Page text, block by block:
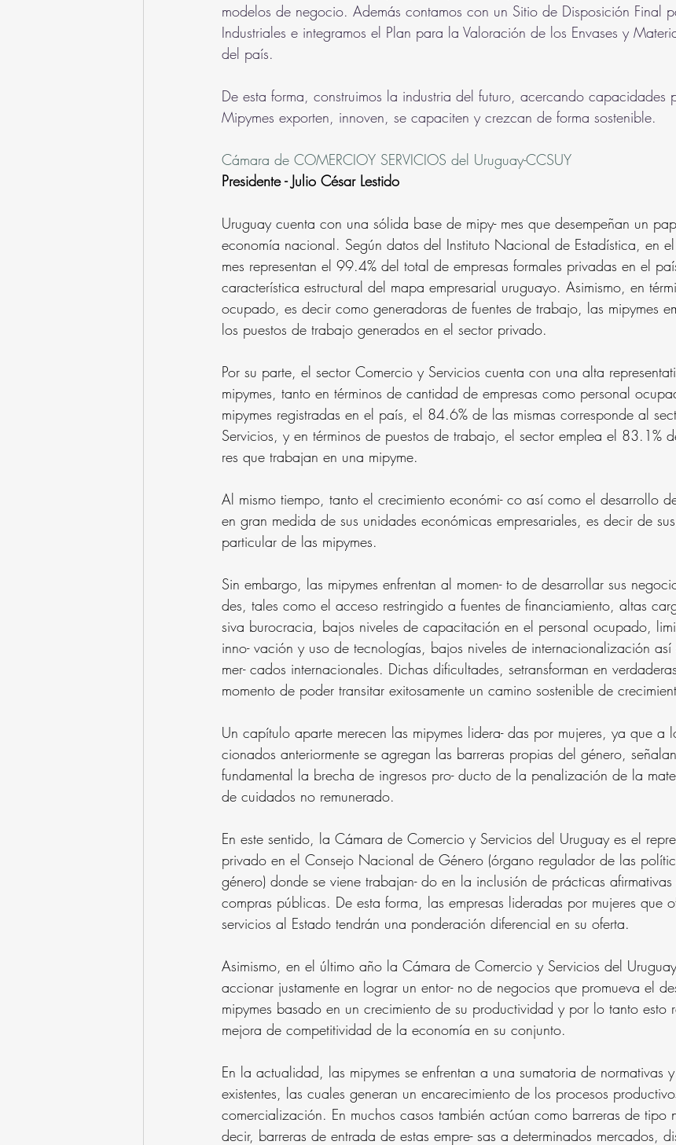
modelos de negocio. Además contamos con un Sitio de Disposición Final
Industriales e integramos el Plan para la Valoración de los Envases y
del país.
De esta forma, construimos la industria del futuro, acercando capacidades
Mipymes exporten, innoven, se capaciten y crezcan de forma sostenible.
Cámara de COMERCIOY SERVICIOS del Uruguay-CCSUY
Presidente - Julio César Lestido
Uruguay cuenta con una sólida base de mipy- mes que desempeñan un
economía nacional. Según datos del Instituto Nacional de Estadística, en
mes representan el 99.4% del total de empresas formales privadas en el
característica estructural del mapa empresarial uruguayo. Asimismo, en
ocupado, es decir como generadoras de fuentes de trabajo, las mipymes
los puestos de trabajo generados en el sector privado.
Por su parte, el sector Comercio y Servicios cuenta con una alta
mipymes, tanto en términos de cantidad de empresas como personal
mipymes registradas en el país, el 84.6% de las mismas corresponde al
Servicios, y en términos de puestos de trabajo, el sector emplea el 83.1%
res que trabajan en una mipyme.
Al mismo tiempo, tanto el crecimiento económi- co así como el desarrollo
en gran medida de sus unidades económicas empresariales, es decir de
particular de las mipymes.
Sin embargo, las mipymes enfrentan al momen- to de desarrollar sus
des, tales como el acceso restringido a fuentes de financiamiento, altas
siva burocracia, bajos niveles de capacitación en el personal ocupado,
inno- vación y uso de tecnologías, bajos niveles de internacionalización
mer- cados internacionales. Dichas dificultades, setransforman en
momento de poder transitar exitosamente un camino sostenible de
Un capítulo aparte merecen las mipymes lidera- das por mujeres, ya que a
cionados anteriormente se agregan las barreras propias del género,
fundamental la brecha de ingresos pro- ducto de la penalización de la
de cuidados no remunerado.
En este sentido, la Cámara de Comercio y Servicios del Uruguay es el
privado en el Consejo Nacional de Género (órgano regulador de las
género) donde se viene trabajan- do en la inclusión de prácticas
compras públicas. De esta forma, las empresas lideradas por mujeres que
servicios al Estado tendrán una ponderación diferencial en su oferta.
Asimismo, en el último año la Cámara de Comercio y Servicios del
accionar justamente en lograr un entor- no de negocios que promueva el
mipymes basado en un crecimiento de su productividad y por lo tanto esto
mejora de competitividad de la economía en su conjunto.
En la actualidad, las mipymes se enfrentan a una sumatoria de normativas
existentes, las cuales generan un encarecimiento de los procesos
comercialización. En muchos casos también actúan como barreras de tipo
decir, barreras de entrada de estas empre- sas a determinados mercados,